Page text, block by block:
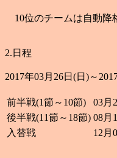
10位のチームは自動降
2.日程
2017年03月26日(日)～
前半戦(1節～10節)
03月
後半戦(11節～18節) 08月
入替戦
12月